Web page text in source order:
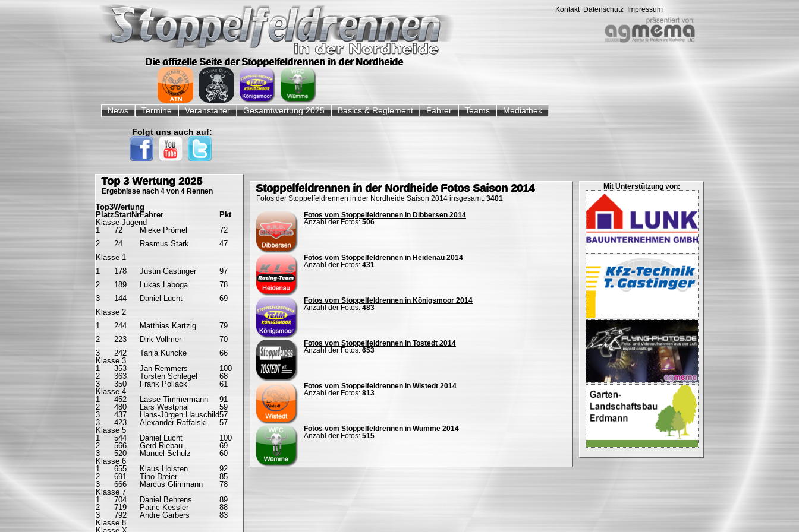
Die offizelle Seite der Stoppelfeldrennen in der Nordheide
Kontakt Datenschutz Impressum
überspringen
News Termine Veranstalter Gesamtwertung 2025 Basics & Reglement Fahrer Teams Mediathek
Stoppelfeldrennen in der Nordheide Fotos Saison 2014
Fotos der Stoppelfeldrennen in der Nordheide Saison 2014 insgesamt: 3401
Fotos vom Stoppelfeldrennen in Dibbersen 2014
Anzahl der Fotos: 506
Fotos vom Stoppelfeldrennen in Heidenau 2014
Anzahl der Fotos: 431
Fotos vom Stoppelfeldrennen in Königsmoor 2014
Anzahl der Fotos: 483
Fotos vom Stoppelfeldrennen in Tostedt 2014
Anzahl der Fotos: 653
Fotos vom Stoppelfeldrennen in Wistedt 2014
Anzahl der Fotos: 813
Fotos vom Stoppelfeldrennen in Wümme 2014
Anzahl der Fotos: 515
Folgt uns auch auf:
Top 3 Wertung 2025
Ergebnisse nach 4 von 4 Rennen
Top3Wertung
PlatzStartNrFahrer
Pkt
Klasse Jugend
1
72 Mieke Prömel
72
2
24 Rasmus Stark
47
Klasse 1
1
178 Justin Gastinger
97
2
189 Lukas Laboga
78
3
144 Daniel Lucht
69
Klasse 2
1
244 Matthias Kartzig
79
2
223 Dirk Vollmer
70
3
242 Tanja Kuncke
66
Klasse 3
1
353 Jan Remmers
100
2
363 Torsten Schlegel
68
3
350 Frank Pollack
61
Klasse 4
1
452 Lasse Timmermann
91
2
480 Lars Westphal
59
3
437 Hans-Jürgen Hauschild57
3
423 Alexander Raffalski
57
Klasse 5
1
544 Daniel Lucht
100
2
566 Gerd Riebau
69
3
520 Manuel Schulz
60
Klasse 6
1
655 Klaus Holsten
92
2
691 Tino Dreier
85
3
666 Marcus Glimmann
78
Klasse 7
1
704 Daniel Behrens
89
2
719 Patric Kessler
88
3
792 Andre Garbers
83
Klasse 8
Mit Unterstützung von: